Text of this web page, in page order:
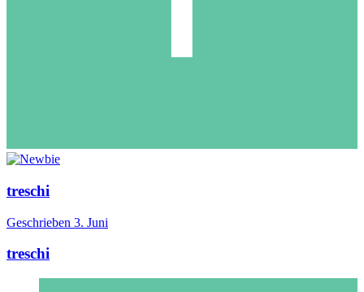
treschi
Geschrieben 3. Juni
treschi